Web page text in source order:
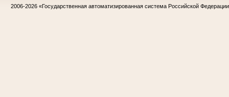
2006-2026 «Государственная автоматизированная система Российской